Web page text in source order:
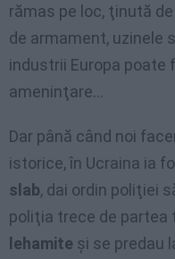
rămas pe loc, ţinută
de armament, uzinele
industrii Europa poate
ameninţare…
Dar până când noi
istorice, în Ucraina ia
slab, dai ordin poliţiei
poliţia trece de partea
lehamite şi se predau